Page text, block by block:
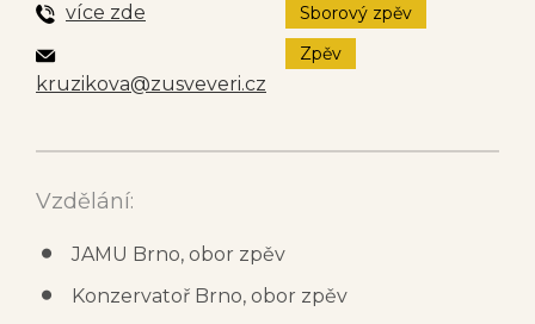
více zde
kruzikova@zusveveri.cz
Sborový zpěv
Zpěv
Vzdělání:
JAMU Brno, obor zpěv
Konzervatoř Brno, obor zpěv